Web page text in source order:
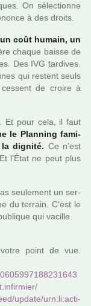
On sélec­tionne
à des droits.
coût humain, un
chaque baisse de
Des IVG tar­di­ves.
qui res­tent seuls
de croire à
Et pour cela, il faut
le Planning fami­
la dignité. Ce n’est
l’État ne peut plus
seu­le­ment un ser­
du ter­rain. C’est le
qui vacille.
point de vue.
update/urn:li:acti­